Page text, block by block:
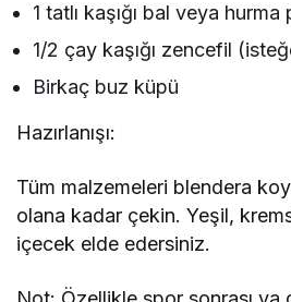
1 tatlı kaşığı bal veya hurma
1/2 çay kaşığı zencefil
Birkaç buz küpü
Hazırlanışı:
Tüm malzemeleri blendera
olana kadar çekin. Yeşil,
içecek elde edersiniz.